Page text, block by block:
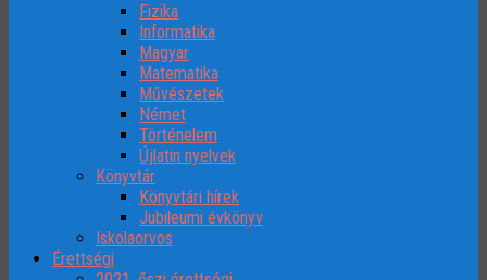
Fizika
Informatika
Magyar
Matematika
Művészetek
Német
Történelem
Újlatin nyelvek
Könyvtár
Könyvtári hírek
Jubileumi évkönyv
Iskolaorvos
Érettségi